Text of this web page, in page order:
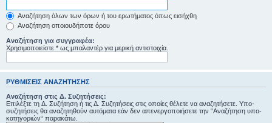
Αναζήτηση όλων των όρων ή του ερωτήματος όπως εισήχθη
Αναζήτηση οποιουδήποτε όρου
Αναζήτηση για συγγραφέα:
Χρησιμοποιείστε * ως μπαλαντέρ για μερική αντιστοιχία.
ΡΥΘΜΊΣΕΙΣ ΑΝΑΖΉΤΗΣΗΣ
Αναζήτηση στις Δ. Συζητήσεις:
Επιλέξτε τη Δ. Συζήτηση ή τις Δ. Συζητήσεις στις οποίες θέλετε να αναζητήσετε. Υπο-
συζητήσεις θα αναζητηθούν αυτόματα εάν δεν απενεργοποιήσετε την “Αναζήτηση υπο-
κατηγοριών“ παρακάτω.